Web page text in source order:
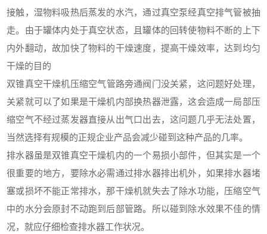
接触，湿物料吸热后蒸发的水汽，通过真空泵经真空排气管被抽
走。由于罐体内处于真空状态，且罐体的回转使物料不断的上下
内外翻动，故加快了物料的干燥速度，提高干燥效率，达到均匀
干燥的目的
双锥真空干燥机压缩空气管路旁通阀门没关紧，这问题好处理，
关紧就可以了如果是干燥机内部换热器泄露，这会造成一局部压
缩空气不经过蒸发器直接从出气口出去，这问题几乎无法处置，
当然选择有规模的正规企业产品会减少碰到这种产品的几率。
排水器虽是双锥真空干燥机内的一个易损小部件，但其实是一个
很重要的地方，要除水必需通过排水器排出机外，如果排水器堵
塞或损坏不能正常排水，那干燥机就失去了除水功能，压缩空气
中的水分会原封不动跑到后部管路。所以碰到除水效果不佳的情
况，就应仔细检查排水器工作状况。